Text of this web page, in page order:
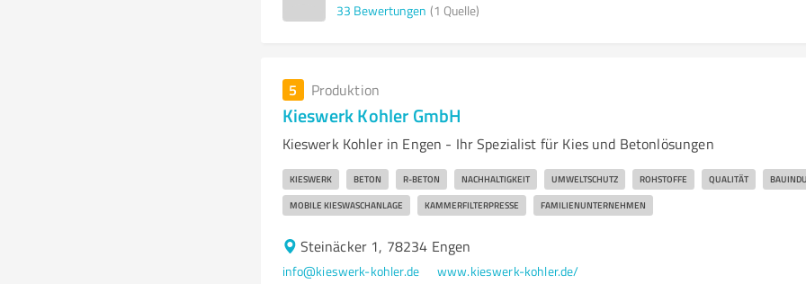
33 Bewertungen (1 Quelle)
5 Produktion
Kieswerk Kohler GmbH
Kieswerk Kohler in Engen - Ihr Spezialist für Kies und Betonlösungen
KIESWERK BETON R-BETON NACHHALTIGKEIT UMWELTSCHUTZ ROHSTOFFE QUALITÄT
MOBILE KIESWASCHANLAGE KAMMERFILTERPRESSE FAMILIENUNTERNEHMEN
Steinäcker 1, 78234 Engen
info@kieswerk-kohler.de www.kieswerk-kohler.de/